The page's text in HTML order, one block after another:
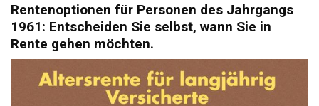
Rentenoptionen für Personen des Jahrgangs
1961: Entscheiden Sie selbst, wann Sie in
Rente gehen möchten.